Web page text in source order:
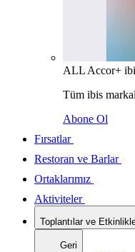
ALL Accor+
Tüm ibis
Abone Ol
Fırsatlar
Restoran ve Barlar
Ortaklarımız
Aktiviteler
Toplantılar ve
Geri